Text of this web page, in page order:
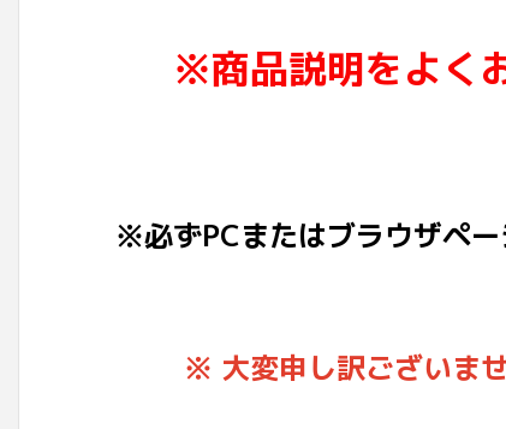
※商品説明をよく
※必ずPCまたはブラウザペー
※ 大変申し訳ございま